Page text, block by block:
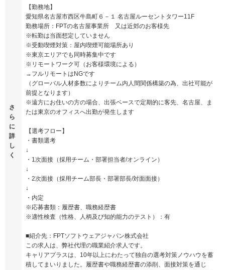
さ
ら
に
詳
し
く
【勤務地】
愛知県名古屋市西区牛島町６－１ 名古屋ルーセントタワー11F
勤務場所：FPTの名古屋事業所 又は近郊のお客様先
※転勤は当面想定していません
※受動喫煙対策：屋内喫煙可能場所あり
※東京エリアでも同時募集中です
※リモートワーク可（お客様環境による）
→フルリモートはNGです
（グローバル人材多数によりチーム内人間関係構築の為、出社可能が
前提となります）
※遠方にお住いの方の場合、出張ベースで定期的に客先、名古屋、ま
たは東京のオフィスへ出勤が発生します
【選考フロー】
・書類選考
↓
・1次面接（採用チーム・部署担当者/オンライン）
↓
・2次面接（採用チーム部長・部署部長/対面面接）
↓
・内定
※応募書類：履歴書、職務経歴書
※適性検査（性格、人柄及び知的能力のテスト）：有
■紹介先：FPTソフトウェアジャパン株式会社
この求人は、弊社代理の職業紹介求人です。
キャリアプラスは、10年以上にわたって独自の選考対策ノウハウを蓄
積してまいりました。履歴書や職務経歴書の添削、面接対策を通じ